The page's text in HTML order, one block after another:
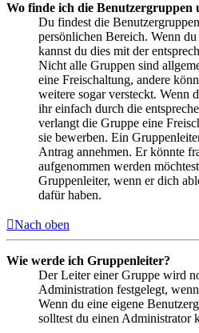
Wo finde ich die Benutzergruppen
Du findest die
persönlichen Bereich. Wenn
kannst du dies mit der
Nicht alle Gruppen sind
eine Freischaltung, andere
weitere sogar versteckt. Wenn
ihr einfach durch die
verlangt die Gruppe eine
sie bewerben. Ein
Antrag annehmen. Er könnte
aufgenommen werden
Gruppenleiter, wenn er dich
dafür haben.
Nach oben
Wie werde ich Gruppenleiter?
Der Leiter einer Gruppe wird
Administration festgelegt,
Wenn du eine eigene
solltest du einen Administrator